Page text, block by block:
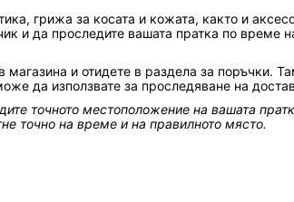
грижа за косата и кожата, както и
и да проследите вашата пратка по време
магазина и отидете в раздела за поръчки.
да използвате за проследяване на
точното местоположение на вашата
точно на време и на правилното място.